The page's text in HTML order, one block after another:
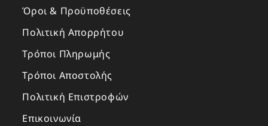
Όροι & Προϋποθέσεις
Πολιτική Απορρήτου
Τρόποι Πληρωμής
Τρόποι Αποστολής
Πολιτική Επιστροφών
Επικοινωνία